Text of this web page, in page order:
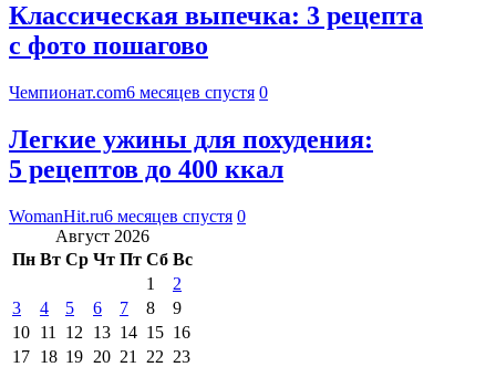
Классическая выпечка: 3 рецепта
с фото пошагово
Чемпионат.com6 месяцев спустя 0
Легкие ужины для похудения:
5 рецептов до 400 ккал
WomanHit.ru6 месяцев спустя 0
Август 2026
Пн Вт Ср Чт Пт Сб Вс
1
2
3
4 5 6 7 8
9
10 11 12 13 14 15 16
17 18 19 20 21 22 23